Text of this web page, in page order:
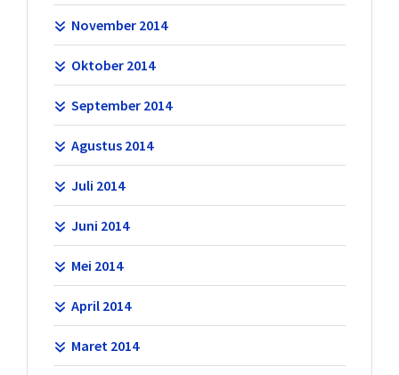
November 2014
Oktober 2014
September 2014
Agustus 2014
Juli 2014
Juni 2014
Mei 2014
April 2014
Maret 2014